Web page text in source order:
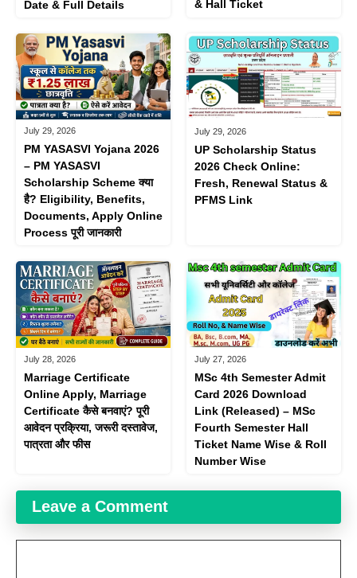
Date & Full Details & Hall Ticket
July 29, 2026
PM YASASVI Yojana 2026
– PM YASASVI
Scholarship Scheme क्या
है? Eligibility, Benefits,
Documents, Apply Online
Process पूरी जानकारी
July 29, 2026
UP Scholarship Status
2026 Check Online:
Fresh, Renewal Status &
PFMS Link
July 28, 2026
Marriage Certificate
Online Apply, Marriage
Certificate कैसे बनवाएं? पूरी
आवेदन प्रक्रिया, जरूरी दस्तावेज,
पात्रता और फीस
July 27, 2026
MSc 4th Semester Admit
Card 2026 Download
Link (Released) – MSc
Fourth Semester Hall
Ticket Name Wise & Roll
Number Wise
Leave a Comment